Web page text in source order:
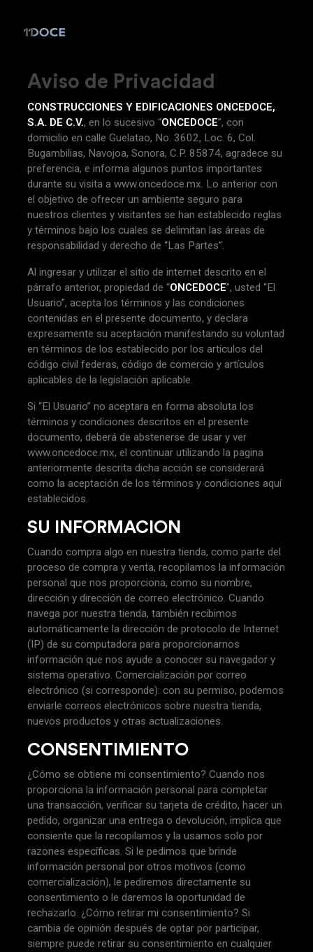
Aviso de Privacidad
CONSTRUCCIONES Y EDIFICACIONES ONCEDOCE,
S.A. DE C.V., en lo sucesivo “ONCEDOCE”, con
domicilio en calle Guelatao, No. 3602, Loc. 6, Col.
Bugambilias, Navojoa, Sonora, C.P. 85874, agradece su
preferencia, e informa algunos puntos importantes
durante su visita a www.oncedoce.mx. Lo anterior con
el objetivo de ofrecer un ambiente seguro para
nuestros clientes y visitantes se han establecido reglas
y términos bajo los cuales se delimitan las áreas de
responsabilidad y derecho de “Las Partes”.
Al ingresar y utilizar el sitio de internet descrito en el
párrafo anterior, propiedad de “ONCEDOCE”, usted “El
Usuario”, acepta los términos y las condiciones
contenidas en el presente documento, y declara
expresamente su aceptación manifestando su voluntad
en términos de los establecido por los artículos del
código civil federas, código de comercio y artículos
aplicables de la legislación aplicable.
Si “El Usuario” no aceptara en forma absoluta los
términos y condiciones descritos en el presente
documento, deberá de abstenerse de usar y ver
www.oncedoce.mx, el continuar utilizando la pagina
anteriormente descrita dicha acción se considerará
como la aceptación de los términos y condiciones aquí
establecidos.
SU INFORMACION
Cuando compra algo en nuestra tienda, como parte del
proceso de compra y venta, recopilamos la información
personal que nos proporciona, como su nombre,
dirección y dirección de correo electrónico. Cuando
navega por nuestra tienda, también recibimos
automáticamente la dirección de protocolo de Internet
(IP) de su computadora para proporcionarnos
información que nos ayude a conocer su navegador y
sistema operativo. Comercialización por correo
electrónico (si corresponde): con su permiso, podemos
enviarle correos electrónicos sobre nuestra tienda,
nuevos productos y otras actualizaciones.
CONSENTIMIENTO
¿Cómo se obtiene mi consentimiento? Cuando nos
proporciona la información personal para completar
una transacción, verificar su tarjeta de crédito, hacer un
pedido, organizar una entrega o devolución, implica que
consiente que la recopilamos y la usamos solo por
razones específicas. Si le pedimos que brinde
información personal por otros motivos (como
comercialización), le pediremos directamente su
consentimiento o le daremos la oportunidad de
rechazarlo. ¿Cómo retirar mi consentimiento? Si
cambia de opinión después de optar por participar,
siempre puede retirar su consentimiento en cualquier